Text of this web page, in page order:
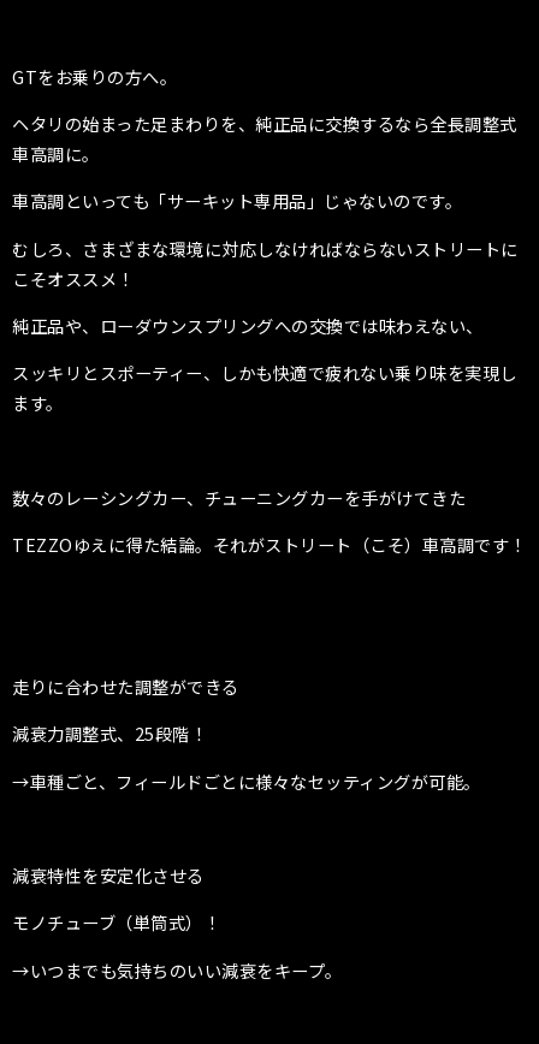
GTをお乗りの方へ。
ヘタリの始まった足まわりを、純正品に交換するなら全長調整式
車高調に。
車高調といっても「サーキット専用品」じゃないのです。
むしろ、さまざまな環境に対応しなければならないストリートに
こそオススメ！
純正品や、ローダウンスプリングへの交換では味わえない、
スッキリとスポーティー、しかも快適で疲れない乗り味を実現し
ます。
数々のレーシングカー、チューニングカーを手がけてきた
TEZZOゆえに得た結論。それがストリート（こそ）車高調です！
走りに合わせた調整ができる
減衰力調整式、 25段階！
→車種ごと、フィールドごとに様々なセッティングが可能。
減衰特性を安定化させる
モノチューブ（単筒式）！
→いつまでも気持ちのいい減衰をキープ。